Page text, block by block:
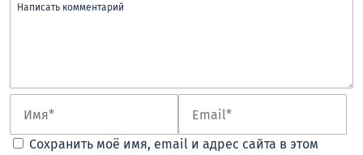
Сохранить моё имя, email и адрес сайта в этом